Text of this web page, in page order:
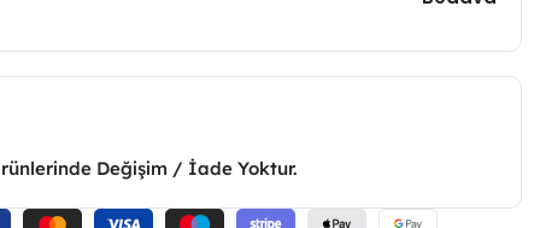
Değişim / İade Yoktur.